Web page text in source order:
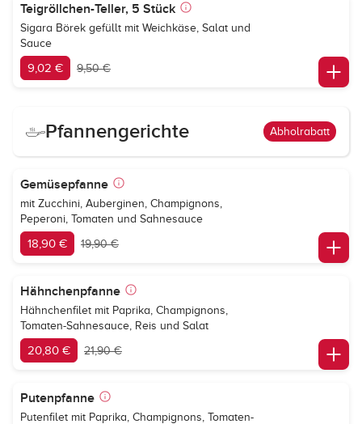
Teigröllchen-Teller, 5 Stück
Sigara Börek gefüllt mit Weichkäse, Salat und
Sauce
9,02 € 9,50 €
Pfannengerichte Abholrabatt
Gemüsepfanne
mit Zucchini, Auberginen, Champignons,
Peperoni, Tomaten und Sahnesauce
18,90 € 19,90 €
Hähnchenpfanne
Hähnchenfilet mit Paprika, Champignons,
Tomaten-Sahnesauce, Reis und Salat
20,80 € 21,90 €
Putenpfanne
Putenfilet mit Paprika, Champignons, Tomaten-